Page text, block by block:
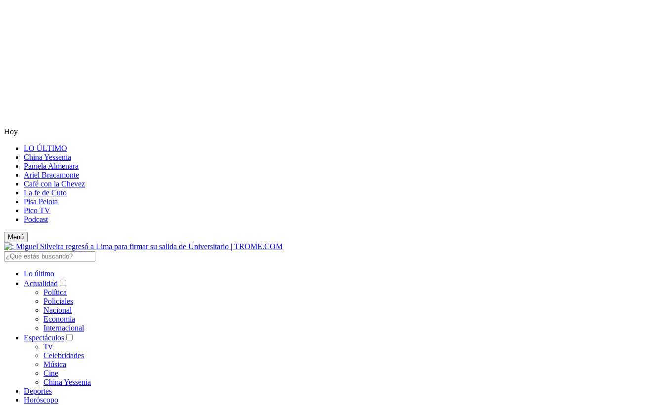
Hoy
LO ÚLTIMO
China Yessenia
Pamela Almenara
Ariel Bracamonte
Café con la Chevez
La fe de Cuto
Pisa Pelota
Pico TV
Podcast
Menú
Lo último
Actualidad
Política
Policiales
Nacional
Economía
Internacional
Espectáculos
Tv
Celebridades
Música
Cine
China Yessenia
Deportes
Horóscopo